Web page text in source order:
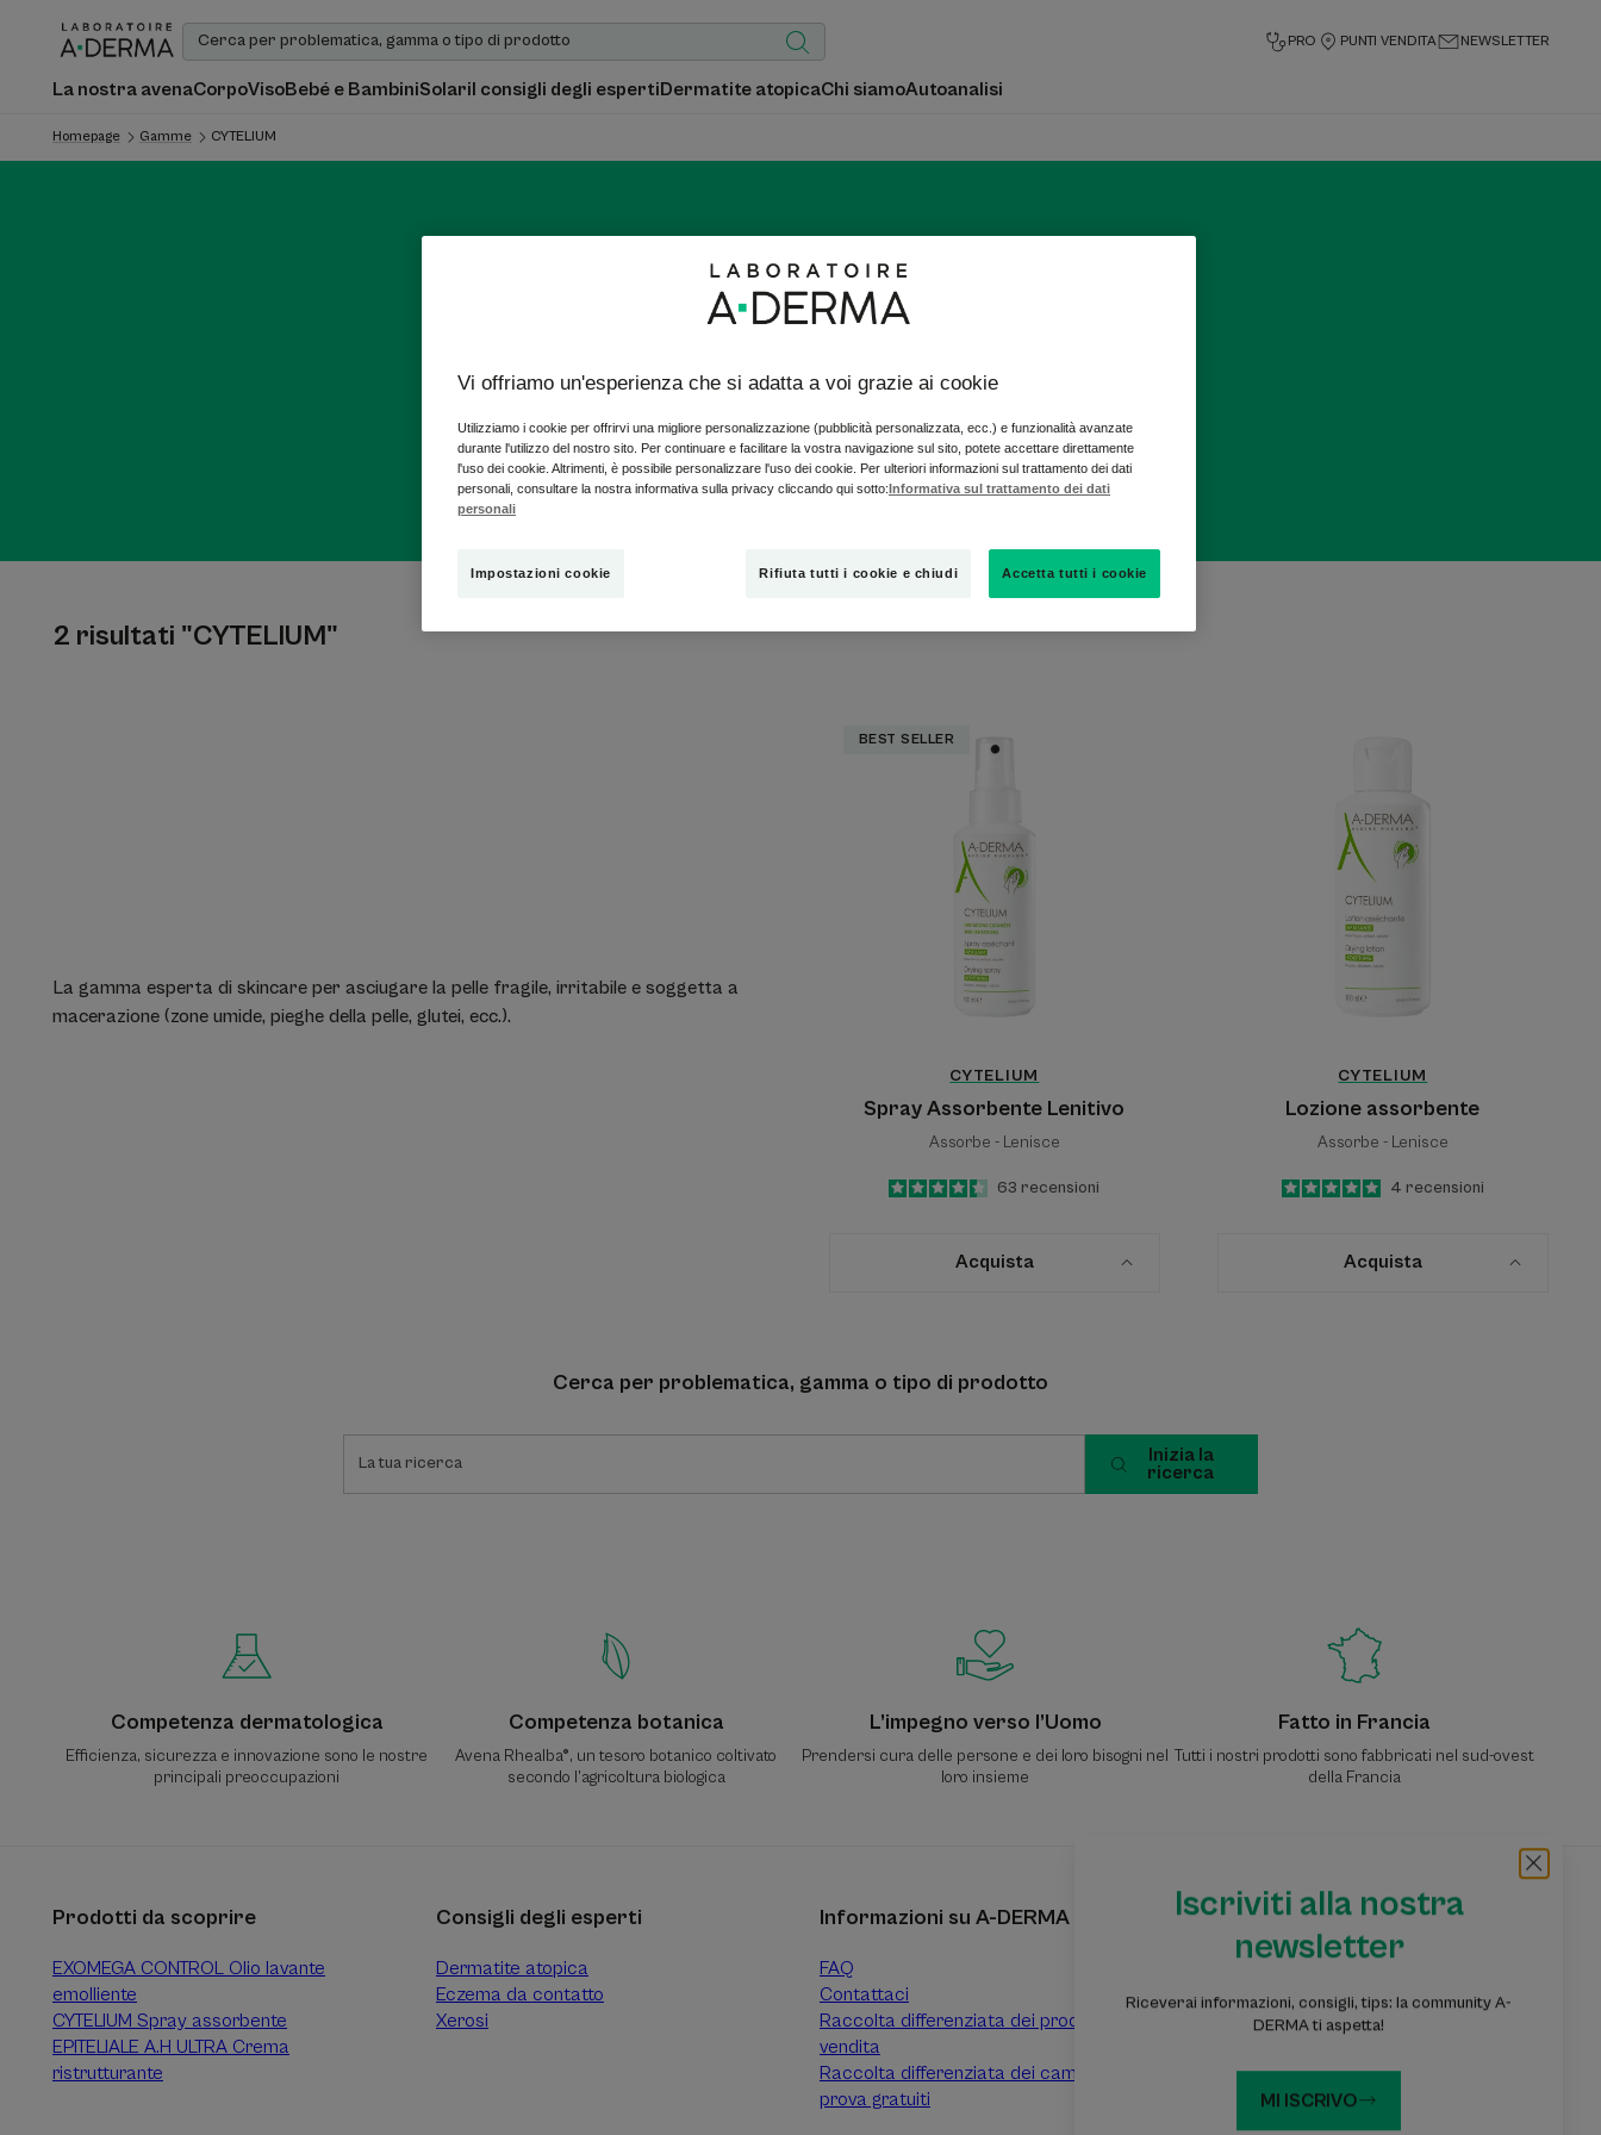
PRO PUNTI VENDITA NEWSLETTER
La nostra avenaCorpoVisoBebé e BambiniSolariI consigli degli espertiDermatite atopicaChi siamoAutoanalisi
Homepage Gamme CYTELIUM
CYTELIUM
Per la pelle irritata, con essudazione
2 risultati "CYTELIUM"
La gamma esperta di skincare per asciugare la pelle fragile, irritabile e soggetta a
macerazione (zone umide, pieghe della pelle, glutei, ecc.).
Assorbente
BEST SELLER
CYTELIUM
Spray Assorbente Lenitivo
Assorbe - Lenisce
4.4
/
5
63 recensioni
Acquista
CYTELIUM
Lozione assorbente
Assorbe - Lenisce
5
/5
4 recensioni
Acquista
Cerca per problematica, gamma o tipo di prodotto
Inizia la
ricerca
Iscriviti alla nostra
newsletter
Riceverai informazioni, consigli, tips: la community A-
DERMA ti aspetta!
MI ISCRIVO
Competenza dermatologica
Efficienza, sicurezza e innovazione sono le nostre
principali preoccupazioni
Competenza botanica
Avena Rhealba®, un tesoro botanico coltivato
secondo l’agricoltura biologica
L’impegno verso l’Uomo
Prendersi cura delle persone e dei loro bisogni nel
loro insieme
Fatto in Francia
Tutti i nostri prodotti sono fabbricati nel sud-ovest
della Francia
Iscriviti alla nostra newsletter
Informazioni, consigli, suggerimenti: entra nella
Prodotti da scoprire
EXOMEGA CONTROL Olio lavante
emolliente
CYTELIUM Spray assorbente
EPITELIALE A.H ULTRA Crema
ristrutturante
Consigli degli esperti
Dermatite atopica
Eczema da contatto
Xerosi
Informazioni su A-DERMA
FAQ
Contattaci
Raccolta differenziata dei prodotti
vendita
Raccolta differenziata dei campioni
prova gratuiti
Vi offriamo un'esperienza che si adatta a voi grazie ai cookie
Utilizziamo i cookie per offrirvi una migliore personalizzazione (pubblicità personalizzata, ecc.) e funzionalità avanzate
durante l'utilizzo del nostro sito. Per continuare e facilitare la vostra navigazione sul sito, potete accettare direttamente
l'uso dei cookie. Altrimenti, è possibile personalizzare l'uso dei cookie. Per ulteriori informazioni sul trattamento dei dati
personali, consultare la nostra informativa sulla privacy cliccando qui sotto:Informativa sul trattamento dei dati
personali
Impostazioni cookie Rifiuta tutti i cookie e chiudi Accetta tutti i cookie